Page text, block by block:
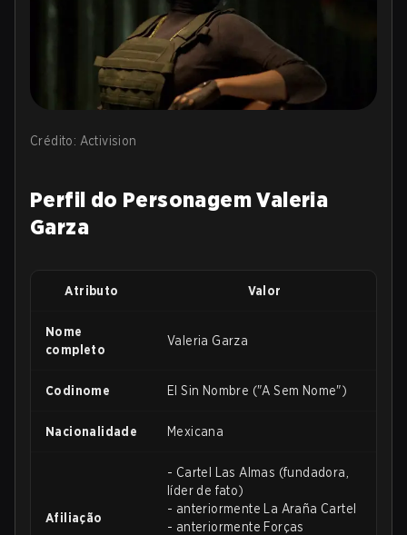
Crédito: Activision
Perfil do Personagem Valeria
Garza
Atributo Valor
Nome
completo
Valeria Garza
Codinome El Sin Nombre ("A Sem Nome")
Nacionalidade Mexicana
Afiliação
- Cartel Las Almas (fundadora,
líder de fato)
- anteriormente La Araña Cartel
- anteriormente Forças